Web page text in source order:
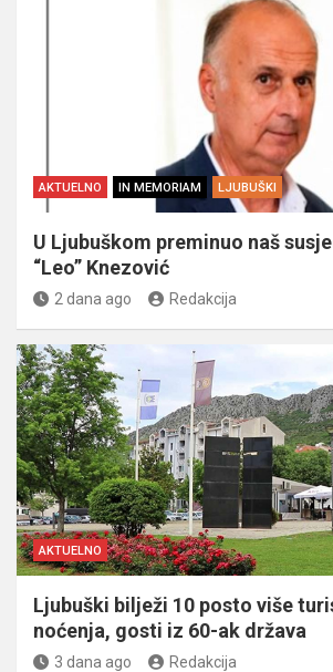
AKTUELNO IN MEMORIAM LJUBUŠKI
U Ljubuškom preminuo naš
“Leo” Knezović
2 dana ago Redakcija
AKTUELNO
Ljubuški bilježi 10 posto više
noćenja, gosti iz 60-ak država
3 dana ago Redakcija